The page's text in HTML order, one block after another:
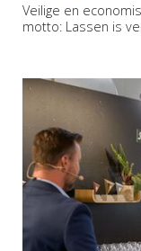
Veilige en
motto: Lassen is